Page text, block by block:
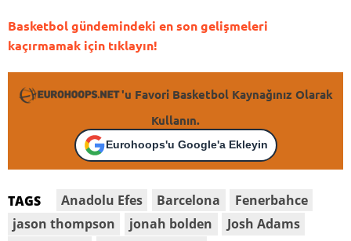
Basketbol gündemindeki en son gelişmeleri
kaçırmamak için tıklayın!
'u Favori Basketbol Kaynağınız Olarak
Kullanın.
Eurohoops'u Google'a Ekleyin
TAGS Anadolu Efes Barcelona
Fenerbahce
jason thompson
jonah bolden
Josh Adams